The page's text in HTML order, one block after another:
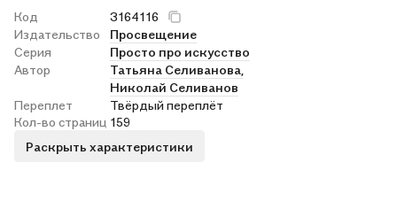
Код
3164116
Издательство
Просвещение
Серия
Просто про искусство
Автор
Татьяна Селиванова,
Николай Селиванов
Переплет
Твёрдый переплёт
Кол-во страниц 159
Раскрыть характеристики